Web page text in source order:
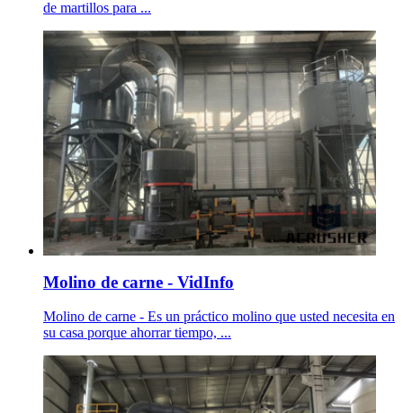
de martillos para ...
Molino de carne - VidInfo
Molino de carne - Es un práctico molino que usted necesita en
su casa porque ahorrar tiempo, ...